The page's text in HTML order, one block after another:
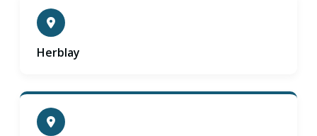
Herblay